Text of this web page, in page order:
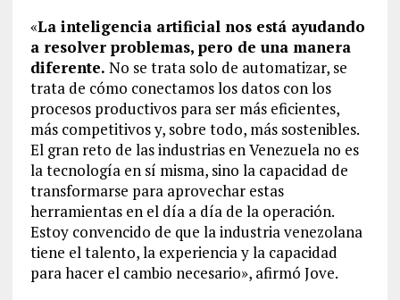
«La inteligencia artificial nos está ayudando
a resolver problemas, pero de una manera
diferente. No se trata solo de automatizar, se
trata de cómo conectamos los datos con los
procesos productivos para ser más eficientes,
más competitivos y, sobre todo, más sostenibles.
El gran reto de las industrias en Venezuela no es
la tecnología en sí misma, sino la capacidad de
transformarse para aprovechar estas
herramientas en el día a día de la operación.
Estoy convencido de que la industria venezolana
tiene el talento, la experiencia y la capacidad
para hacer el cambio necesario», afirmó Jove.